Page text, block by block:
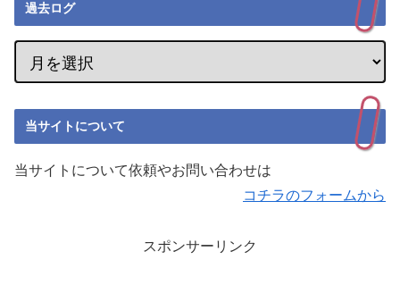
過去ログ
当サイトについて
当サイトについて依頼やお問い合わせは
コチラのフォームから
スポンサーリンク